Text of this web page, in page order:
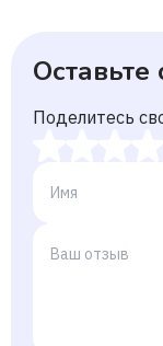
Оставьте
Поделитесь